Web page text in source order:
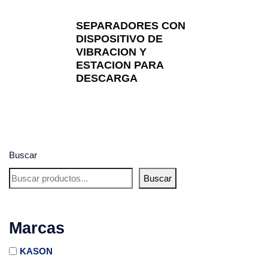
Buscar
Buscar
Marcas
KASON
SEPARADORES CON
DISPOSITIVO DE
VIBRACION Y
ESTACION PARA
DESCARGA